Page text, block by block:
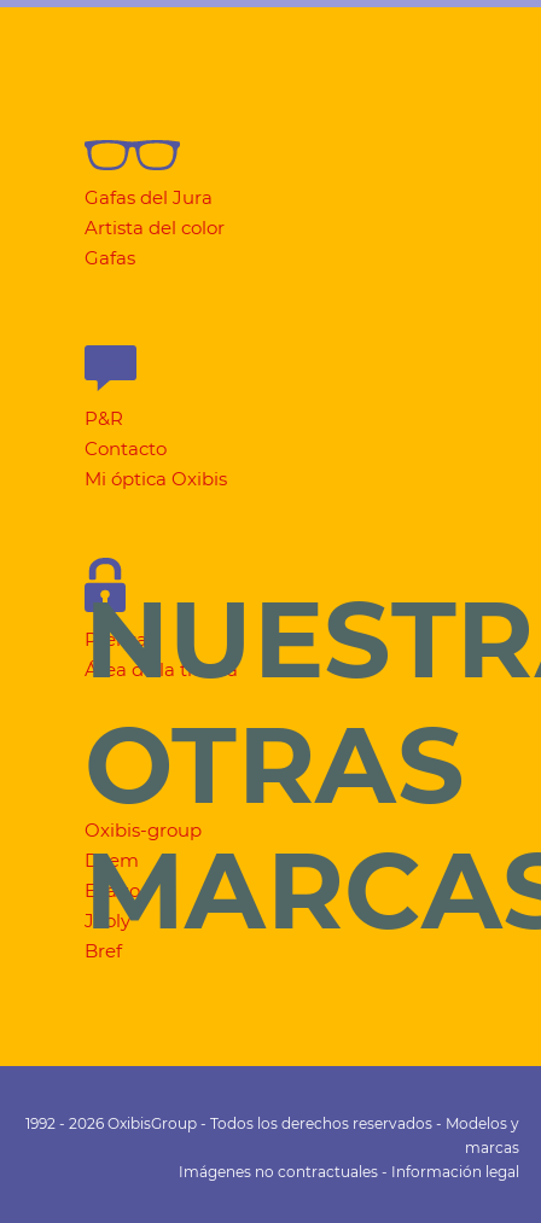
Gafas del Jura
Artista del color
Gafas
P&R
Contacto
Mi óptica Oxibis
Prensa
Área de la tienda
OTRAS
Oxibis-group
Dilem
Exalto
Jooly
Bref
1992 - 2026 OxibisGroup - Todos los derechos reservados - Modelos y
marcas
Imágenes no contractuales - Información legal